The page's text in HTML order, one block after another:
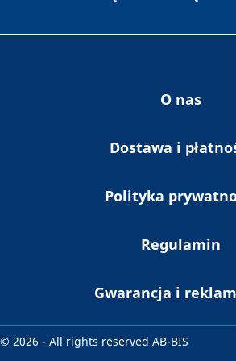
publikacji i informaji
r. i ustawy z dnia 10 maja 2018
O nas
Dostawa i
Polityka
Regulamin
Gwarancja i
© 2026 - All rights reserved AB-BIS